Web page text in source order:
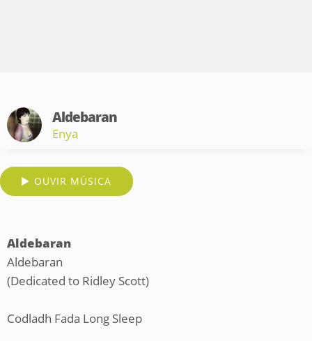
Aldebaran
Enya
OUVIR MÚSICA
Aldebaran
Aldebaran
(Dedicated to Ridley Scott)
Codladh Fada Long Sleep